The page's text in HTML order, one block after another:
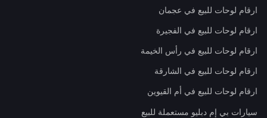
ارقام لوحات للبيع في عجمان
ارقام لوحات للبيع في الفجيرة
ارقام لوحات للبيع في رأس الخيمة
ارقام لوحات للبيع في الشارقة
ارقام لوحات للبيع في أم القيوين
سيارات بي إم دبليو مستعملة للبيع